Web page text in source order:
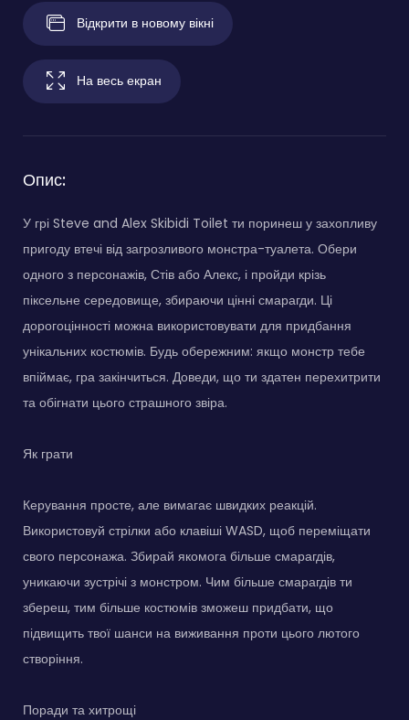
Відкрити в новому вікні
На весь екран
Опис:
У грі Steve and Alex Skibidi Toilet ти поринеш у захопливу
пригоду втечі від загрозливого монстра-туалета. Обери
одного з персонажів, Стів або Алекс, і пройди крізь
піксельне середовище, збираючи цінні смарагди. Ці
дорогоцінності можна використовувати для придбання
унікальних костюмів. Будь обережним: якщо монстр тебе
впіймає, гра закінчиться. Доведи, що ти здатен перехитрити
та обігнати цього страшного звіра.
Як грати
Керування просте, але вимагає швидких реакцій.
Використовуй стрілки або клавіші WASD, щоб переміщати
свого персонажа. Збирай якомога більше смарагдів,
уникаючи зустрічі з монстром. Чим більше смарагдів ти
збереш, тим більше костюмів зможеш придбати, що
підвищить твої шанси на виживання проти цього лютого
створіння.
Поради та хитрощі